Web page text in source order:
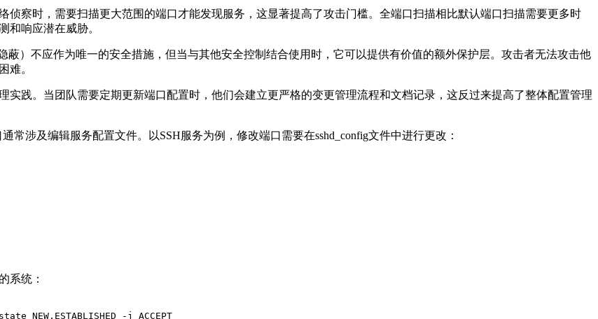
侦察时，需要扫描更大范围的端口才能发现服务，这显著提高了攻击门槛。全端口扫描相比默认端口扫描需要更多时
和响应潜在威胁。
蔽）不应作为唯一的安全措施，但当与其他安全控制结合使用时，它可以提供有价值的额外保护层。攻击者无法攻击他
难。
实践。当团队需要定期更新端口配置时，他们会建立更严格的变更管理流程和文档记录，这反过来提高了整体配置管理
常涉及编辑服务配置文件。以SSH服务为例，修改端口需要在sshd_config文件中进行更改：
的系统：
-j ACCEPT